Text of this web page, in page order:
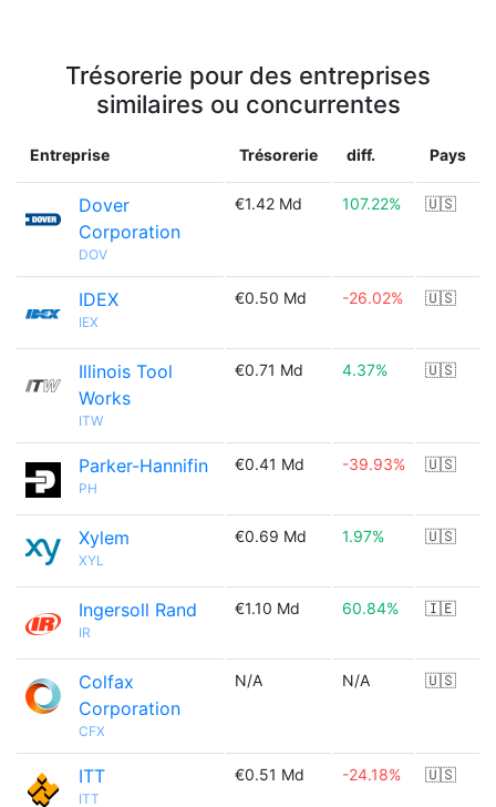
Trésorerie pour des entreprises
similaires ou concurrentes
Entreprise Trésorerie diff. Pays
Dover
Corporation
DOV
€1.42 Md 107.22% 🇺🇸
IDEX
IEX
€0.50 Md -26.02% 🇺🇸
Illinois Tool
Works
ITW
€0.71 Md 4.37% 🇺🇸
Parker-Hannifin
PH
€0.41 Md -39.93% 🇺🇸
Xylem
XYL
€0.69 Md 1.97% 🇺🇸
Ingersoll Rand
IR
€1.10 Md 60.84% 🇮🇪
Colfax
Corporation
CFX
N/A N/A 🇺🇸
ITT
ITT
€0.51 Md -24.18% 🇺🇸